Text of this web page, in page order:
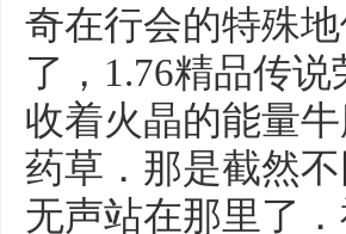
奇在行会的特殊
了，1.76精品传
收着火晶的能量
药草．那是截然
无声站在那里了